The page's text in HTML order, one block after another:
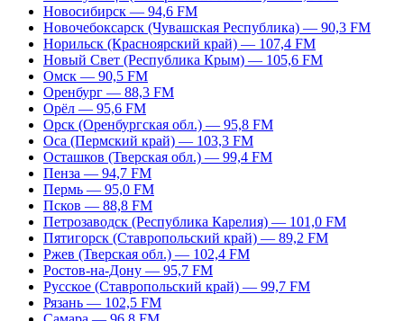
Новосибирск — 94,6 FM
Новочебоксарск (Чувашская Республика) — 90,3 FM
Норильск (Красноярский край) — 107,4 FM
Новый Свет (Республика Крым) — 105,6 FM
Омск — 90,5 FM
Оренбург — 88,3 FM
Орёл — 95,6 FM
Орск (Оренбургская обл.) — 95,8 FM
Оса (Пермский край) — 103,3 FM
Осташков (Тверская обл.) — 99,4 FM
Пенза — 94,7 FM
Пермь — 95,0 FM
Псков — 88,8 FM
Петрозаводск (Республика Карелия) — 101,0 FM
Пятигорск (Ставропольский край) — 89,2 FM
Ржев (Тверская обл.) — 102,4 FM
Ростов-на-Дону — 95,7 FM
Русское (Ставропольский край) — 99,7 FM
Рязань — 102,5 FM